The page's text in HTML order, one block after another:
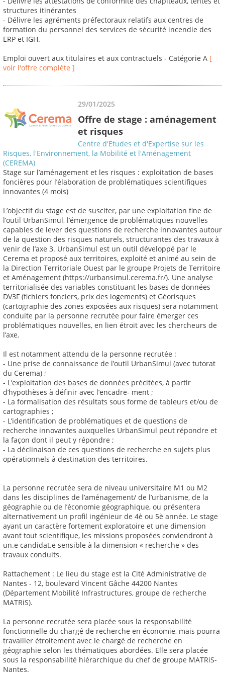
structures itinérantes
- Délivre les agréments préfectoraux relatifs aux centres de
formation du personnel des services de sécurité incendie des
ERP et IGH.
Emploi ouvert aux titulaires et aux contractuels - Catégorie A [
voir l'offre complète ]
29/01/2025
Offre de stage : aménagement
et risques
Centre d'Etudes et d'Expertise sur les
Risques, l'Environnement, la Mobilité et l'Aménagement
(CEREMA)
Stage sur l’aménagement et les risques : exploitation de bases
foncières pour l’élaboration de problématiques scientifiques
innovantes (4 mois)
L’objectif du stage est de susciter, par une exploitation fine de
l’outil UrbanSimul, l’émergence de problématiques nouvelles
capables de lever des questions de recherche innovantes autour
de la question des risques naturels, structurantes des travaux à
venir de l’axe 3. UrbanSimul est un outil développé par le
Cerema et proposé aux territoires, exploité et animé au sein de
la Direction Territoriale Ouest par le groupe Projets de Territoire
et Aménagement (https://urbansimul.cerema.fr/). Une analyse
territorialisée des variables constituant les bases de données
DV3F (fichiers fonciers, prix des logements) et Géorisques
(cartographie des zones exposées aux risques) sera notamment
conduite par la personne recrutée pour faire émerger ces
problématiques nouvelles, en lien étroit avec les chercheurs de
l’axe.
Il est notamment attendu de la personne recrutée :
- Une prise de connaissance de l’outil UrbanSimul (avec tutorat
du Cerema) ;
- L’exploitation des bases de données précitées, à partir
d’hypothèses à définir avec l’encadre- ment ;
- La formalisation des résultats sous forme de tableurs et/ou de
cartographies ;
- L’identification de problématiques et de questions de
recherche innovantes auxquelles UrbanSimul peut répondre et
la façon dont il peut y répondre ;
- La déclinaison de ces questions de recherche en sujets plus
opérationnels à destination des territoires.
La personne recrutée sera de niveau universitaire M1 ou M2
dans les disciplines de l’aménagement/ de l’urbanisme, de la
géographie ou de l’économie géographique, ou présentera
alternativement un profil ingénieur de 4è ou 5è année. Le stage
ayant un caractère fortement exploratoire et une dimension
avant tout scientifique, les missions proposées conviendront à
un.e candidat.e sensible à la dimension « recherche » des
travaux conduits.
Rattachement : Le lieu du stage est la Cité Administrative de
Nantes - 12, boulevard Vincent Gâche 44200 Nantes
(Département Mobilité Infrastructures, groupe de recherche
MATRiS).
La personne recrutée sera placée sous la responsabilité
fonctionnelle du chargé de recherche en économie, mais pourra
travailler étroitement avec le chargé de recherche en
géographie selon les thématiques abordées. Elle sera placée
sous la responsabilité hiérarchique du chef de groupe MATRiS-
Nantes.